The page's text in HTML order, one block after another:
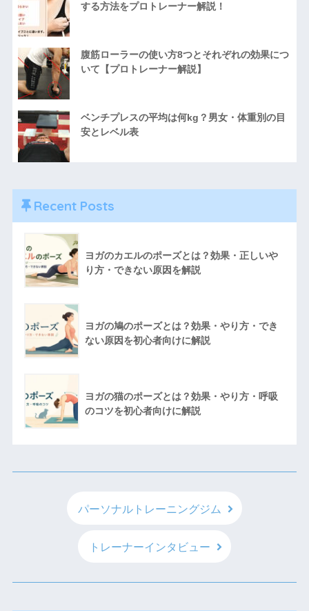
する方法をプロトレーナー解説！
腹筋ローラーの使い方8つとそれぞれの効果につ
いて【プロトレーナー解説】
ベンチプレスの平均は何kg？男女・体重別の目
安とレベル表
Recent Posts
ヨガのカエルのポーズとは？効果・正しいや
り方・できない原因を解説
ヨガの鳩のポーズとは？効果・やり方・でき
ない原因を初心者向けに解説
ヨガの猫のポーズとは？効果・やり方・呼吸
のコツを初心者向けに解説
パーソナルトレーニングジム
トレーナーインタビュー